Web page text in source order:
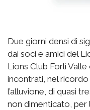
Due giorni densi di
dai soci e amici del
Lions Club Forlì
incontrati, nel ricordo
l’alluvione, di quasi
non dimenticato, per